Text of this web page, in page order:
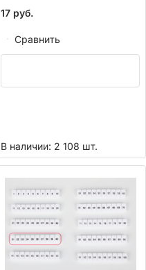
17 руб.
Сравнить
В наличии: 2 108 шт.